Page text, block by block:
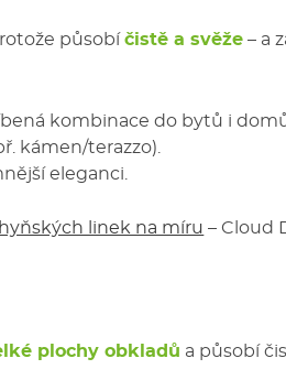
působíčistě a svěže – a
kombinace do bytů i
kámen/terazzo).
eleganci.
linek na míru – Cloud
plochy obkladů a působí